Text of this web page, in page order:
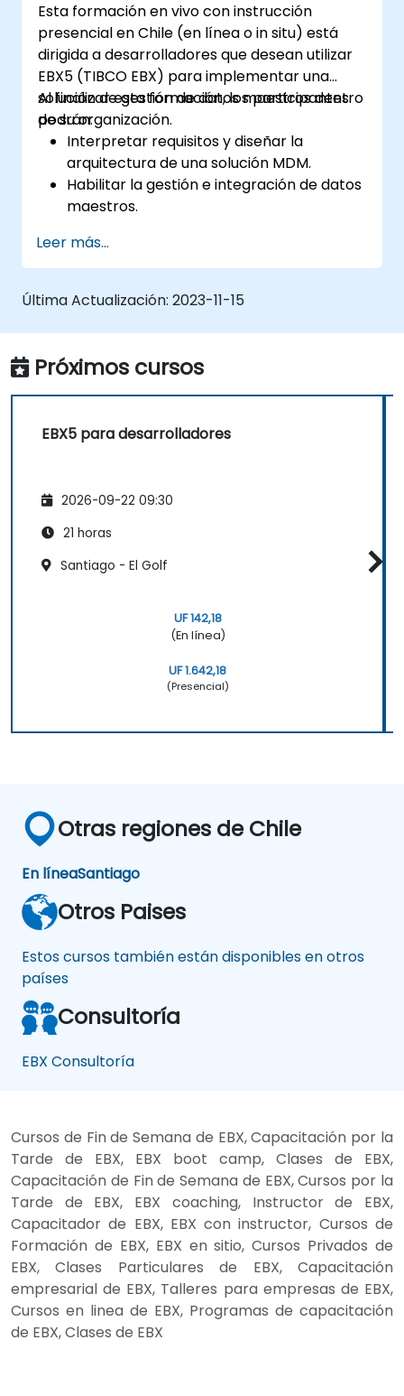
Esta formación en vivo con instrucción
presencial en Chile (en línea o in situ) está
dirigida a desarrolladores que desean utilizar
EBX5 (TIBCO EBX) para implementar una
solución de gestión de datos maestros dentro
de su organización.
Al finalizar esta formación, los participantes
podrán:
Interpretar requisitos y diseñar la
arquitectura de una solución MDM.
Habilitar la gestión e integración de datos
maestros.
sistemas.
Importar datos en EBX5 utilizando lógica
de emparejamiento y fusión.
de datos que aborde los requisitos
comerciales de su organización.
Integrar EBX5 con servicios de terceros.
Leer más...
Última Actualización: 2023-11-15
Próximos cursos
EBX5 para desarrolladores
2026-09-22 09:30
21 horas
Santiago - El Golf
UF 142,18
(En línea)
UF 1.642,18
(Presencial)
Otras regiones de Chile
En líneaSantiago
Otros Paises
Estos cursos también están disponibles en otros
países
Consultoría
EBX Consultoría
Cursos de Fin de Semana de EBX, Capacitación por la
Tarde de EBX, EBX boot camp, Clases de EBX,
Capacitación de Fin de Semana de EBX, Cursos por la
Tarde de EBX, EBX coaching, Instructor de EBX,
Capacitador de EBX, EBX con instructor, Cursos de
Formación de EBX, EBX en sitio, Cursos Privados de
EBX, Clases Particulares de EBX, Capacitación
empresarial de EBX, Talleres para empresas de EBX,
Cursos en linea de EBX, Programas de capacitación
de EBX, Clases de EBX